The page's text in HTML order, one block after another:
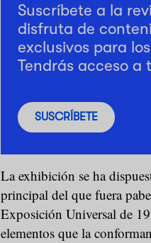
Suscríbete a la
disfruta de
exclusivos para
Tendrás acceso a
SUSCRÍBETE
La exhibición se ha
principal del que fuera
Exposición Universal de
elementos que la